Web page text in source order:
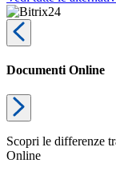
Documenti Online
Scopri le differenze
Online